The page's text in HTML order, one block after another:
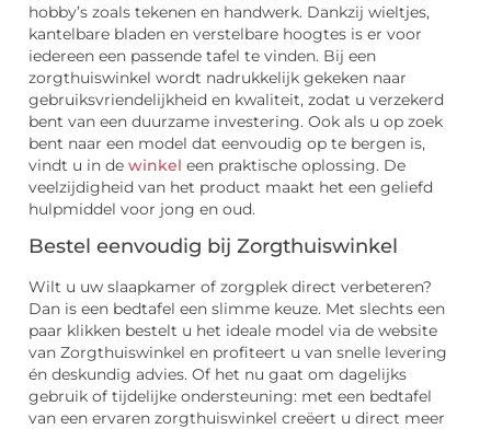
hobby’s zoals tekenen en handwerk. Dankzij wieltjes,
kantelbare bladen en verstelbare hoogtes is er voor
iedereen een passende tafel te vinden. Bij een
zorgthuiswinkel wordt nadrukkelijk gekeken naar
gebruiksvriendelijkheid en kwaliteit, zodat u verzekerd
bent van een duurzame investering. Ook als u op zoek
bent naar een model dat eenvoudig op te bergen is,
vindt u in de winkel een praktische oplossing. De
veelzijdigheid van het product maakt het een geliefd
hulpmiddel voor jong en oud.
Bestel eenvoudig bij Zorgthuiswinkel
Wilt u uw slaapkamer of zorgplek direct verbeteren?
Dan is een bedtafel een slimme keuze. Met slechts een
paar klikken bestelt u het ideale model via de website
van Zorgthuiswinkel en profiteert u van snelle levering
én deskundig advies. Of het nu gaat om dagelijks
gebruik of tijdelijke ondersteuning: met een bedtafel
van een ervaren zorgthuiswinkel creëert u direct meer